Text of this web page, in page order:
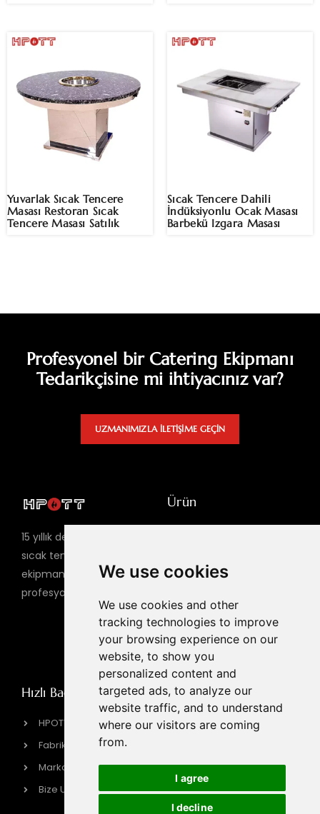
We use cookies
We use cookies and other
tracking technologies to improve
your browsing experience on our
website, to show you
personalized content and
targeted ads, to analyze our
website traffic, and to understand
where our visitors are coming
from.
I agree
I decline
Yuvarlak Sıcak Tencere
Masası Restoran Sıcak
Tencere Masası Satılık
Sıcak Tencere Dahili
İndüksiyonlu Ocak Masası
Barbekü Izgara Masası
Profesyonel bir Catering Ekipmanı
Tedarikçisine mi ihtiyacınız var?
UZMANIMIZLA ILETIŞIME GEÇIN
15 yıllık deneyime sahip,
sıcak tencere barbekü
ekipmanlarının küresel
profesyonel üreticisi
Ürün
Gazlı Barbekü Izgarası
Elektrikli BARBEKÜ
IZGARA
İndüksiyonlu Ocak
Hızlı Bağlantı
HPOTT Hakkında
Fabrikamız
Marka Hikayesi
Bize Ulaşın
İletişim Bilgileri
sales@hpott.com
+86 18928655213
Tianheba RD, Shunde